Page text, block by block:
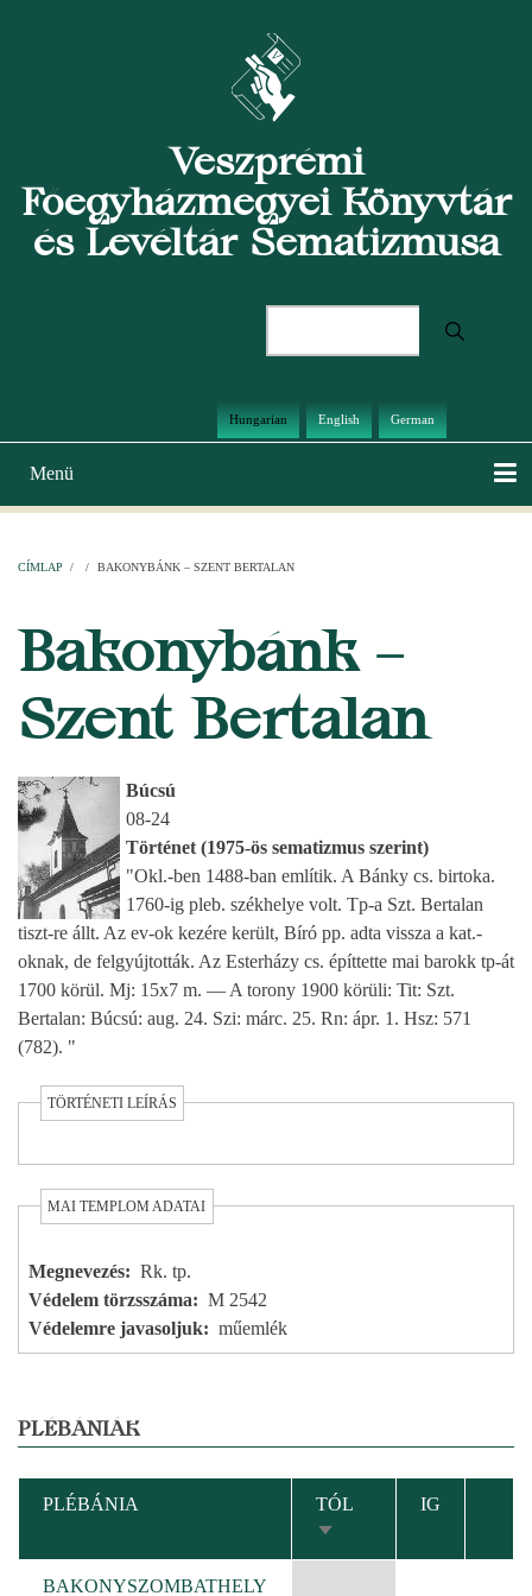
Veszprémi
Főegyházmegyei Könyvtár
és Levéltár Sematizmusa
Hungarian English German
Main
navigation
Menü
CÍMLAP / / BAKONYBÁNK – SZENT BERTALAN
Bakonybánk –
Szent Bertalan
Búcsú
08-24
Történet (1975-ös sematizmus szerint)
"Okl.-ben 1488-ban említik. A Bánky cs. birtoka.
1760-ig pleb. székhelye volt. Tp-a Szt. Bertalan
tiszt-re állt. Az ev-ok kezére került, Bíró pp. adta vissza a kat.-
oknak, de felgyújtották. Az Esterházy cs. építtette mai barokk tp-át
1700 körül. Mj: 15x7 m. — A torony 1900 körüli: Tit: Szt.
Bertalan: Búcsú: aug. 24. Szi: márc. 25. Rn: ápr. 1. Hsz: 571
(782). "
TÖRTÉNETI LEÍRÁS
MAI TEMPLOM ADATAI
Megnevezés
Rk. tp.
Védelem törzsszáma
M 2542
Védelemre javasoljuk
műemlék
PLÉBÁNIÁK
PLÉBÁNIA
TÓL
NÖVEKVŐ
RENDEZÉS
IG
BAKONYSZOMBATHELY